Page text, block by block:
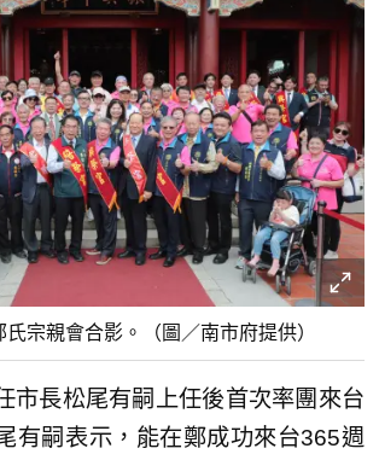
宗親會合影。（圖／南市府提供）
市長松尾有嗣上任後首次率團來台
有嗣表示，能在鄭成功來台365週